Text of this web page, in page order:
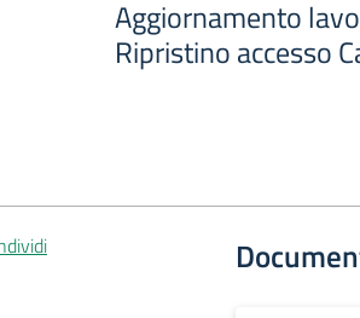
Aggiornamento
Ripristino accesso